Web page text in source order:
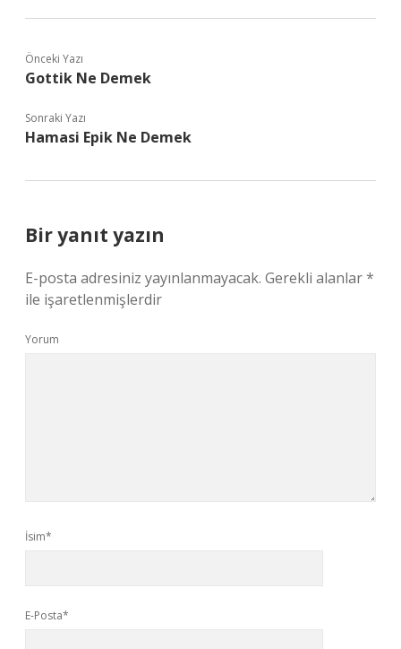
Önceki Yazı
Gottik Ne Demek
Sonraki Yazı
Hamasi Epik Ne Demek
Bir yanıt yazın
E-posta adresiniz yayınlanmayacak. Gerekli alanlar*
ile işaretlenmişlerdir
Yorum
İsim*
E-Posta*